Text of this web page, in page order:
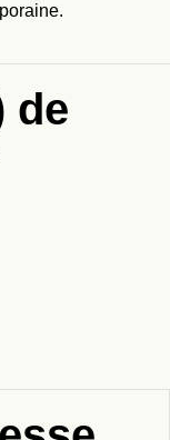
de